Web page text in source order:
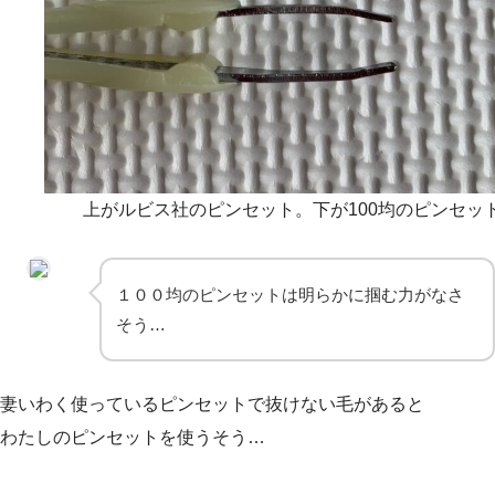
上がルビス社のピンセット。下が100均のピンセッ
１００均のピンセットは明らかに掴む力がなさ
そう…
妻いわく使っているピンセットで抜けない毛があると
わたしのピンセットを使うそう…